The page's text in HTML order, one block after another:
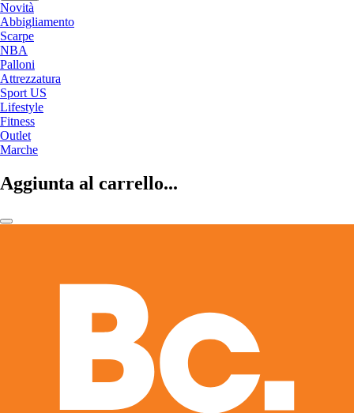
Novità
Abbigliamento
Scarpe
NBA
Palloni
Attrezzatura
Sport US
Lifestyle
Fitness
Outlet
Marche
Aggiunta al carrello...